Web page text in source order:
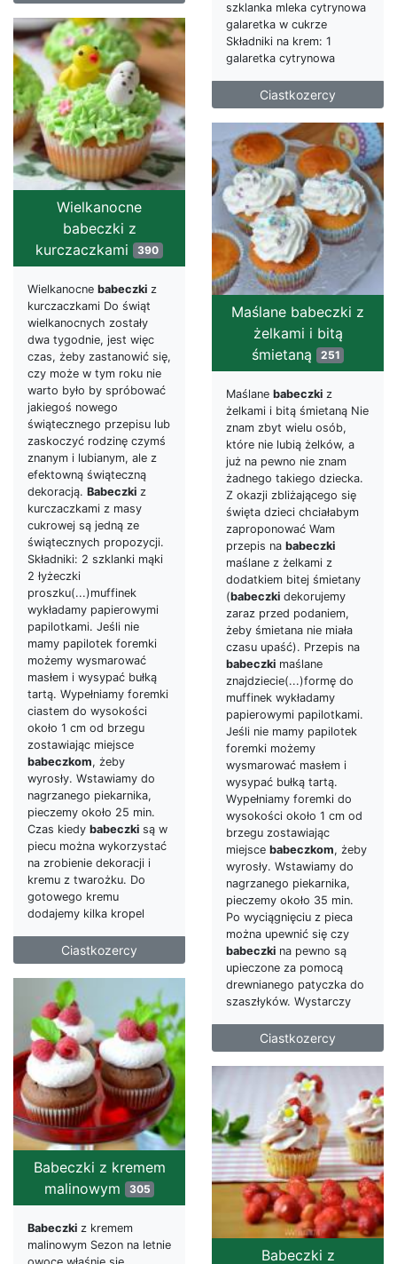
szklanka mleka cytrynowa
galaretka w cukrze
Składniki na krem: 1
galaretka cytrynowa
Ciastkozercy
Wielkanocne
babeczki z
kurczaczkami 390
Wielkanocne babeczki z
kurczaczkami Do świąt
wielkanocnych zostały
dwa tygodnie, jest więc
czas, żeby zastanowić się,
czy może w tym roku nie
warto było by spróbować
jakiegoś nowego
świątecznego przepisu lub
zaskoczyć rodzinę czymś
znanym i lubianym, ale z
efektowną świąteczną
dekoracją. Babeczki z
kurczaczkami z masy
cukrowej są jedną ze
świątecznych propozycji.
Składniki: 2 szklanki mąki
2 łyżeczki
proszku(...)muffinek
wykładamy papierowymi
papilotkami. Jeśli nie
mamy papilotek foremki
możemy wysmarować
masłem i wysypać bułką
tartą. Wypełniamy foremki
ciastem do wysokości
około 1 cm od brzegu
zostawiając miejsce
babeczkom, żeby
wyrosły. Wstawiamy do
nagrzanego piekarnika,
pieczemy około 25 min.
Czas kiedy babeczki są w
piecu można wykorzystać
na zrobienie dekoracji i
kremu z twarożku. Do
gotowego kremu
dodajemy kilka kropel
Ciastkozercy
Maślane babeczki z
żelkami i bitą
śmietaną
251
Maślane babeczki z
żelkami i bitą śmietaną Nie
znam zbyt wielu osób,
które nie lubią żelków, a
już na pewno nie znam
żadnego takiego dziecka.
Z okazji zbliżającego się
święta dzieci chciałabym
zaproponować Wam
przepis na babeczki
maślane z żelkami z
dodatkiem bitej śmietany
(babeczki dekorujemy
zaraz przed podaniem,
żeby śmietana nie miała
czasu upaść). Przepis na
babeczki maślane
znajdziecie(...)formę do
muffinek wykładamy
papierowymi papilotkami.
Jeśli nie mamy papilotek
foremki możemy
wysmarować masłem i
wysypać bułką tartą.
Wypełniamy foremki do
wysokości około 1 cm od
brzegu zostawiając
miejsce babeczkom, żeby
wyrosły. Wstawiamy do
nagrzanego piekarnika,
pieczemy około 35 min.
Po wyciągnięciu z pieca
można upewnić się czy
babeczki na pewno są
upieczone za pomocą
drewnianego patyczka do
szaszłyków. Wystarczy
Ciastkozercy
Babeczki z kremem
malinowym
305
Babeczki z kremem
malinowym Sezon na letnie
Babeczki z